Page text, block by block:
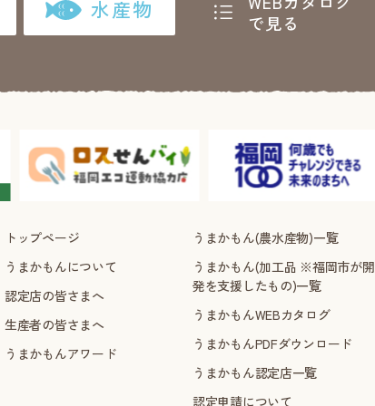
水産物
で見る
トップページ
うまかもんについて
認定店の皆さまへ
生産者の皆さまへ
うまかもんアワード
うまかもん(農水産物)一覧
うまかもん(加工品 ※福岡市が開
発を支援したもの)一覧
うまかもんWEBカタログ
うまかもんPDFダウンロード
うまかもん認定店一覧
認定申請について